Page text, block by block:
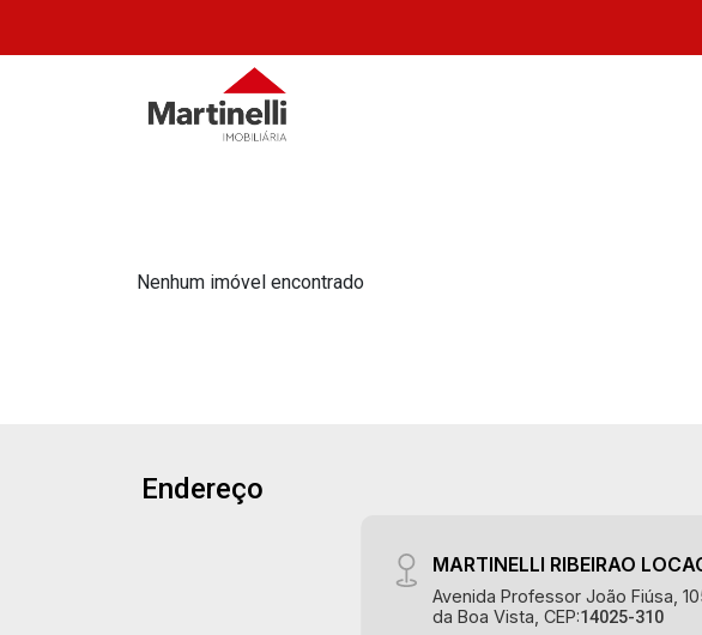
Nenhum imóvel encontrado
Endereço
MARTINELLI RIBEIRAO
Avenida Professor João Fiúsa,
da Boa Vista, CEP:14025-310